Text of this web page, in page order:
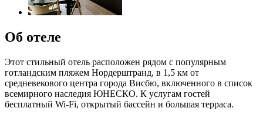
Об отеле
Этот стильный отель расположен рядом с популярным
готландским пляжем Нордерштранд, в 1,5 км от
средневекового центра города Висбю, включенного в список
всемирного наследия ЮНЕСКО. К услугам гостей
бесплатный Wi-Fi, открытый бассейн и большая терраса.